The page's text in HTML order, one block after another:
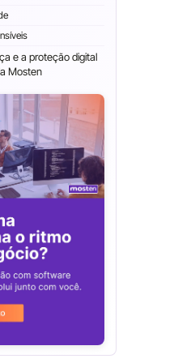
e a proteção digital
Mosten